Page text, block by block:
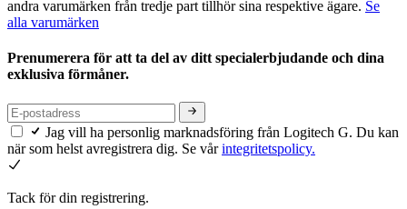
andra varumärken från tredje part tillhör sina respektive ägare. Se
alla varumärken
Prenumerera för att ta del av ditt specialerbjudande och dina
exklusiva förmåner.
Jag vill ha personlig marknadsföring från Logitech G. Du kan
när som helst avregistrera dig. Se vårintegritetspolicy.
Tack för din registrering.